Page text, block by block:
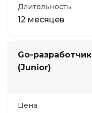
Длительность
12 месяцев
Go-разработчик
(Junior)
Цена